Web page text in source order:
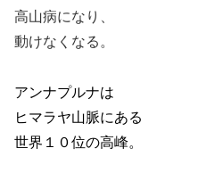
高山病になり、
動けなくなる。
アンナプルナは
ヒマラヤ山脈にある
世界１０位の高峰。